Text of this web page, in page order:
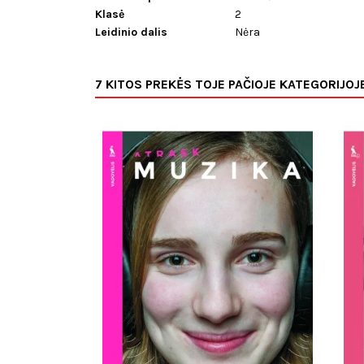
Klasė
2
Leidinio dalis
Nėra
7 KITOS PREKĖS TOJE PAČIOJE